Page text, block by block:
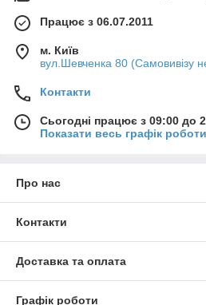
Працює з 06.07.2011
м. Київ
вул.Шевченка 80 (Самовивізу
Контакти
Сьогодні працює з 09:00 до
Показати весь графік роботи
Про нас
Контакти
Доставка та оплата
Графік роботи